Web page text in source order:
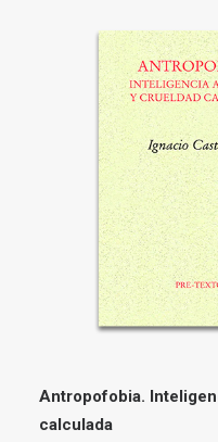
Antropofobia.
calculada